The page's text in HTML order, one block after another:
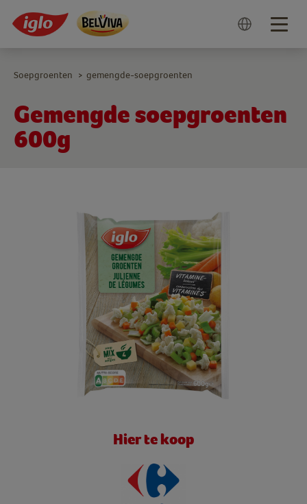
Gemengde soepgroenten
600g
Soepgroenten > gemengde-soepgroenten
Hier te koop